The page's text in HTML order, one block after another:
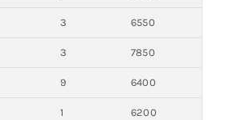
3 6550
3 7850
9 6400
1 6200